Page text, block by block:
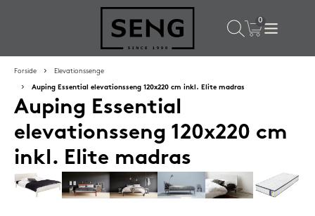
Forside Elevationssenge
Auping Essential elevationsseng 120x220 cm inkl. Elite madras
Auping Essential
elevationsseng 120x220 cm
inkl. Elite madras